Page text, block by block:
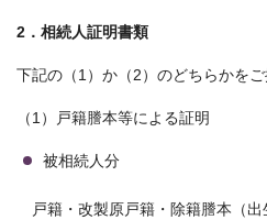
2．相続人証明書類
下記の（1）か（2）のどちらかをご
（1）戸籍謄本等による証明
被相続人分
戸籍・改製原戸籍・除籍謄本（出